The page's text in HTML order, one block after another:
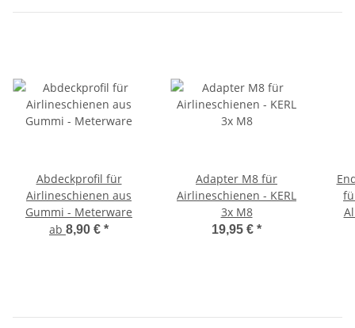
Abdeckprofil für
Airlineschienen aus
Gummi - Meterware
ab 8,90 € *
Adapter M8 für
Airlineschienen - KERL
3x M8
19,95 € *